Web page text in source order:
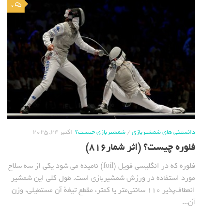
0
دانستنی های شمشیربازی/شمشیربازی چیست؟ اکتبر 24, 2025
فلوره چیست؟ (اثر شمار816)
فلوره که در انگلیسی فویل (foil) نامیده می شود یکی از سه سلاح
مورد استفاده در ورزش شمشیربازی است. طول کلی این شمشیر
انعطاف‌پذیر ۱۱۰ سانتی‌متر یا کمتر، مقطع تیغة آن مستطیلی، وزن
آن...